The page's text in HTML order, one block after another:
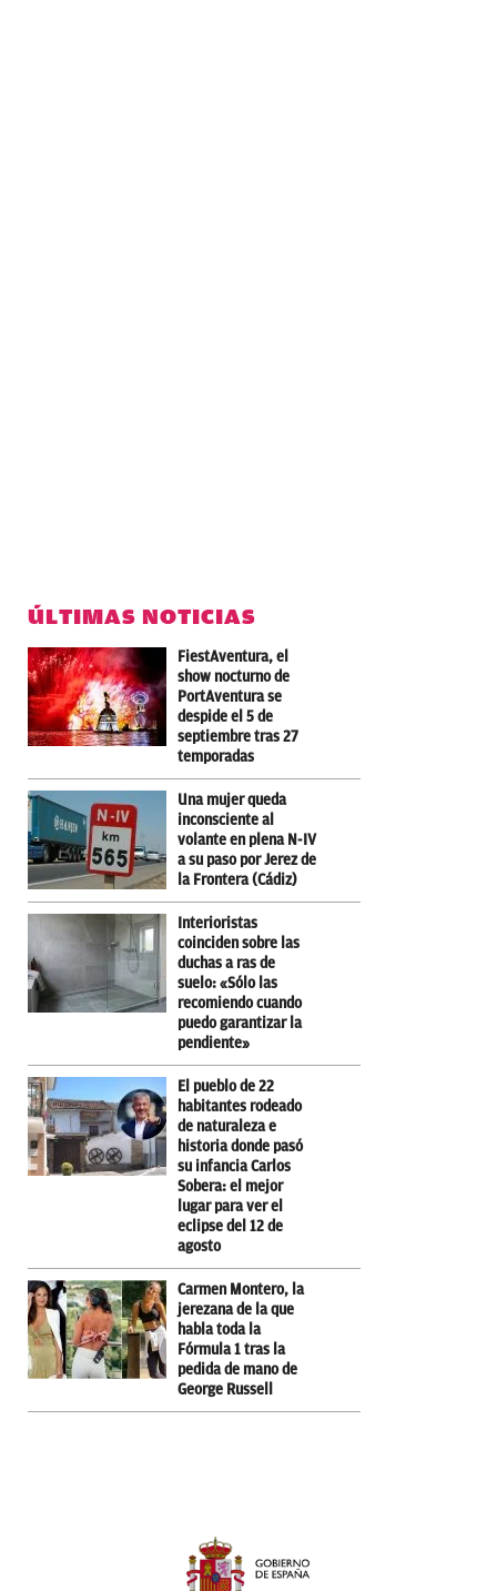
ÚLTIMAS NOTICIAS
FiestAventura, el
show nocturno de
PortAventura se
despide el 5 de
septiembre tras 27
temporadas
Una mujer queda
inconsciente al
volante en plena N-IV
a su paso por Jerez de
la Frontera (Cádiz)
Interioristas
coinciden sobre las
duchas a ras de
suelo: «Sólo las
recomiendo cuando
puedo garantizar la
pendiente»
El pueblo de 22
habitantes rodeado
de naturaleza e
historia donde pasó
su infancia Carlos
Sobera: el mejor
lugar para ver el
eclipse del 12 de
agosto
Carmen Montero, la
jerezana de la que
habla toda la
Fórmula 1 tras la
pedida de mano de
George Russell